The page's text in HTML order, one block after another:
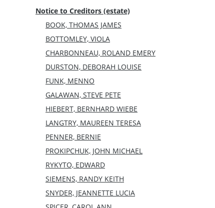
Notice to Creditors (estate)
BOOK, THOMAS JAMES
BOTTOMLEY, VIOLA
CHARBONNEAU, ROLAND EMERY
DURSTON, DEBORAH LOUISE
FUNK, MENNO
GALAWAN, STEVE PETE
HIEBERT, BERNHARD WIEBE
LANGTRY, MAUREEN TERESA
PENNER, BERNIE
PROKIPCHUK, JOHN MICHAEL
RYKYTO, EDWARD
SIEMENS, RANDY KEITH
SNYDER, JEANNETTE LUCIA